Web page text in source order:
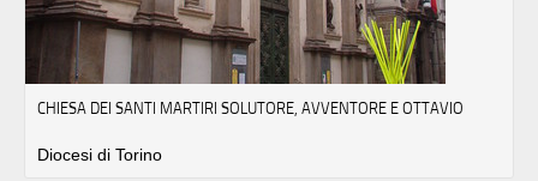
CHIESA DEI SANTI MARTIRI SOLUTORE, AVVENTORE E OTTAVIO
Diocesi di Torino